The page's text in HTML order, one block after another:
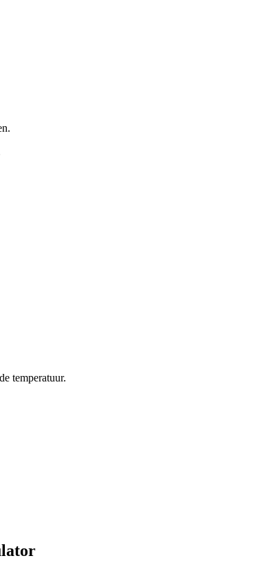
temperatuur.